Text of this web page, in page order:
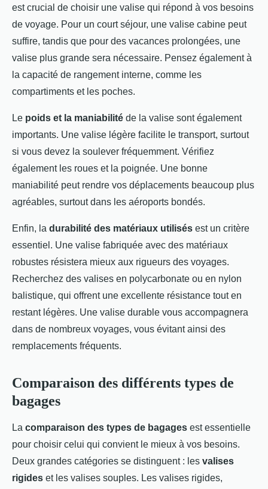
est crucial de choisir une valise qui répond à vos besoins
de voyage. Pour un court séjour, une valise cabine peut
suffire, tandis que pour des vacances prolongées, une
valise plus grande sera nécessaire. Pensez également à
la capacité de rangement interne, comme les
compartiments et les poches.
Le poids et la maniabilité de la valise sont également
importants. Une valise légère facilite le transport, surtout
si vous devez la soulever fréquemment. Vérifiez
également les roues et la poignée. Une bonne
maniabilité peut rendre vos déplacements beaucoup plus
agréables, surtout dans les aéroports bondés.
Enfin, la durabilité des matériaux utilisés est un critère
essentiel. Une valise fabriquée avec des matériaux
robustes résistera mieux aux rigueurs des voyages.
Recherchez des valises en polycarbonate ou en nylon
balistique, qui offrent une excellente résistance tout en
restant légères. Une valise durable vous accompagnera
dans de nombreux voyages, vous évitant ainsi des
remplacements fréquents.
Comparaison des différents types de
bagages
La comparaison des types de bagages est essentielle
pour choisir celui qui convient le mieux à vos besoins.
Deux grandes catégories se distinguent : les valises
rigides et les valises souples. Les valises rigides,